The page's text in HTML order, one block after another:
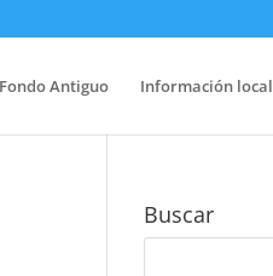
Antiguo Información local
Buscar